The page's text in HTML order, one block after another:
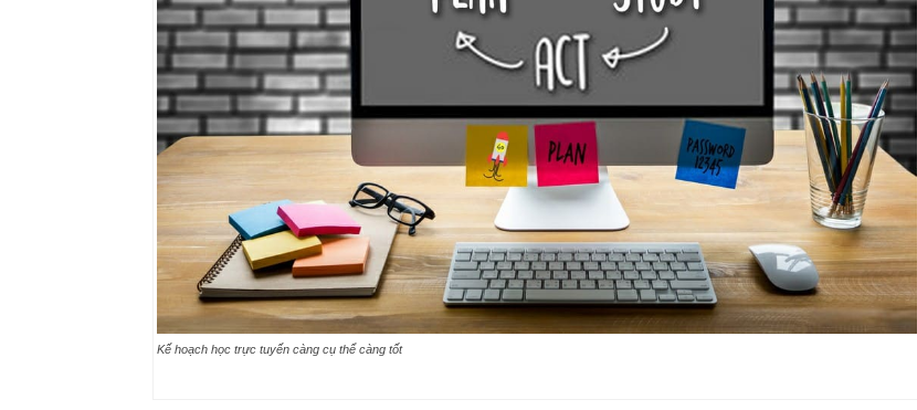
Kế hoạch học trực tuyến càng cụ thể càng tốt